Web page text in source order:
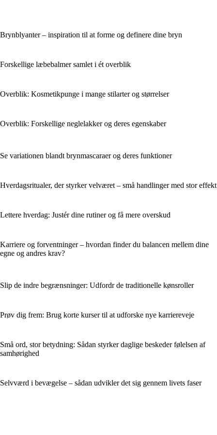
Brynblyanter – inspiration til at forme og definere dine bryn
Forskellige læbebalmer samlet i ét overblik
Overblik: Kosmetikpunge i mange stilarter og størrelser
Overblik: Forskellige neglelakker og deres egenskaber
Se variationen blandt brynmascaraer og deres funktioner
Hverdagsritualer, der styrker velværet – små handlinger med stor effekt
Lettere hverdag: Justér dine rutiner og få mere overskud
Karriere og forventninger – hvordan finder du balancen mellem dine
egne og andres krav?
Slip de indre begrænsninger: Udfordr de traditionelle kønsroller
Prøv dig frem: Brug korte kurser til at udforske nye karriereveje
Små ord, stor betydning: Sådan styrker daglige beskeder følelsen af
samhørighed
Selvværd i bevægelse – sådan udvikler det sig gennem livets faser